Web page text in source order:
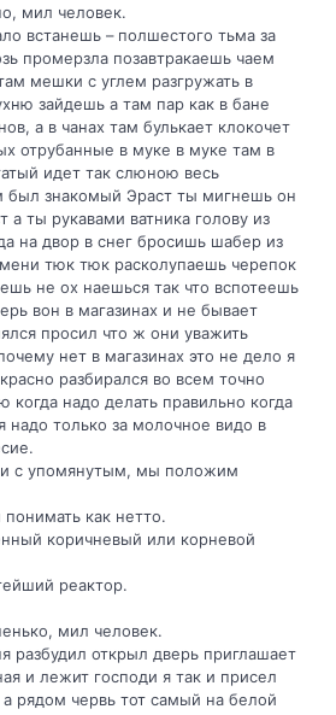
мил человек.
встанешь – полшестого тьма за
промерзла позавтракаешь чаем
мешки с углем разгружать в
зайдешь а там пар как в бане
а в чанах там булькает клокочет
отрубанные в муке в муке там в
идет так слюною весь
был знакомый Эраст ты мигнешь он
а ты рукавами ватника голову из
на двор в снег бросишь шабер из
тюк тюк расколупаешь черепок
не ох наешься так что вспотеешь
вон в магазинах и не бывает
просил что ж они уважить
нет в магазинах это не дело я
разбирался во всем точно
когда надо делать правильно когда
надо только за молочное видо в
с упомянутым, мы положим
как нетто.
коричневый или корневой
реактор.
мил человек.
разбудил открыл дверь приглашает
и лежит господи я так и присел
а рядом червь тот самый на белой